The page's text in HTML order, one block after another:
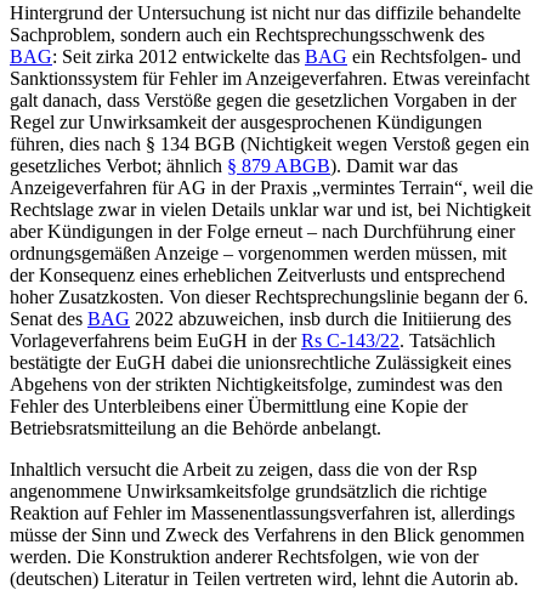
Hintergrund der Untersuchung ist nicht nur das diffizile behandelte
Sachproblem, sondern auch ein Rechtsprechungsschwenk des
BAG: Seit zirka 2012 entwickelte das BAG ein Rechtsfolgen- und
Sanktionssystem für Fehler im Anzeigeverfahren. Etwas vereinfacht
galt danach, dass Verstöße gegen die gesetzlichen Vorgaben in der
Regel zur Unwirksamkeit der ausgesprochenen Kündigungen
führen, dies nach § 134 BGB (Nichtigkeit wegen Verstoß gegen ein
gesetzliches Verbot; ähnlich § 879 ABGB). Damit war das
Anzeigeverfahren für AG in der Praxis „vermintes Terrain“, weil die
Rechtslage zwar in vielen Details unklar war und ist, bei Nichtigkeit
aber Kündigungen in der Folge erneut – nach Durchführung einer
ordnungsgemäßen Anzeige – vorgenommen werden müssen, mit
der Konsequenz eines erheblichen Zeitverlusts und entsprechend
hoher Zusatzkosten. Von dieser Rechtsprechungslinie begann der 6.
Senat des BAG 2022 abzuweichen, insb durch die Initiierung des
Vorlageverfahrens beim EuGH in derRs C-143/22. Tatsächlich
bestätigte der EuGH dabei die unionsrechtliche Zulässigkeit eines
Abgehens von der strikten Nichtigkeitsfolge, zumindest was den
Fehler des Unterbleibens einer Übermittlung eine Kopie der
Betriebsratsmitteilung an die Behörde anbelangt.
Inhaltlich versucht die Arbeit zu zeigen, dass die von der Rsp
angenommene Unwirksamkeitsfolge grundsätzlich die richtige
Reaktion auf Fehler im Massenentlassungsverfahren ist, allerdings
müsse der Sinn und Zweck des Verfahrens in den Blick genommen
werden. Die Konstruktion anderer Rechtsfolgen, wie von der
(deutschen) Literatur in Teilen vertreten wird, lehnt die Autorin ab.